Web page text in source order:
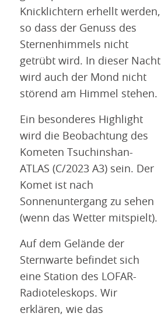
Knicklichtern erhellt werden,
so dass der Genuss des
Sternenhimmels nicht
getrübt wird. In dieser Nacht
wird auch der Mond nicht
störend am Himmel stehen.
Ein besonderes Highlight
wird die Beobachtung des
Kometen Tsuchinshan-
ATLAS (C/2023 A3) sein. Der
Komet ist nach
Sonnenuntergang zu sehen
(wenn das Wetter mitspielt).
Auf dem Gelände der
Sternwarte befindet sich
eine Station des LOFAR-
Radioteleskops. Wir
erklären, wie das